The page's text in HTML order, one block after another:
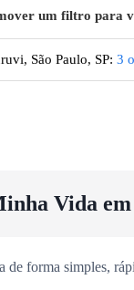
um filtro para
São Paulo, SP: 3
Vida em
forma simples,